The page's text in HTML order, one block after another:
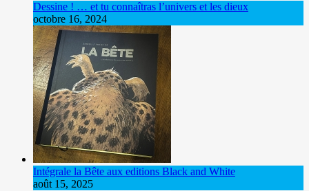
Dessine ! … et tu connaîtras l’univers et les dieux
octobre 16, 2024
Intégrale la Bête aux editions Black and White
août 15, 2025